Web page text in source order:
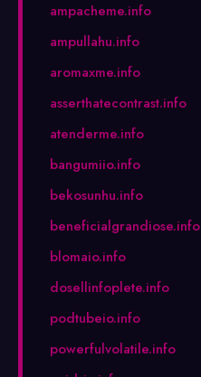
ampacheme.info
ampullahu.info
aromaxme.info
asserthatecontrast.info
atenderme.info
bangumiio.info
bekosunhu.info
beneficialgrandiose.info
blomaio.info
dosellinfoplete.info
podtubeio.info
powerfulvolatile.info